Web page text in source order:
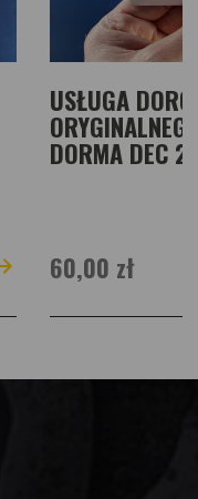
USŁUGA
DORMA DEC
60,00 zł